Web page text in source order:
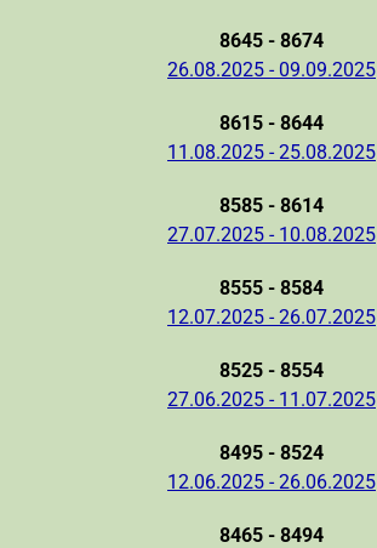
8645 - 8674
26.08.2025 - 09.09.2025
8615 - 8644
11.08.2025 - 25.08.2025
8585 - 8614
27.07.2025 - 10.08.2025
8555 - 8584
12.07.2025 - 26.07.2025
8525 - 8554
27.06.2025 - 11.07.2025
8495 - 8524
12.06.2025 - 26.06.2025
8465 - 8494